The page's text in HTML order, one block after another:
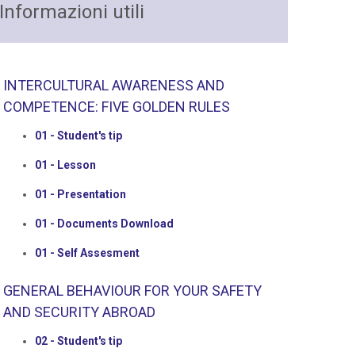
Informazioni utili
INTERCULTURAL AWARENESS AND
COMPETENCE: FIVE GOLDEN RULES
01 - Student's tip
01 - Lesson
01 - Presentation
01 - Documents Download
01 - Self Assesment
GENERAL BEHAVIOUR FOR YOUR SAFETY
AND SECURITY ABROAD
02 - Student's tip